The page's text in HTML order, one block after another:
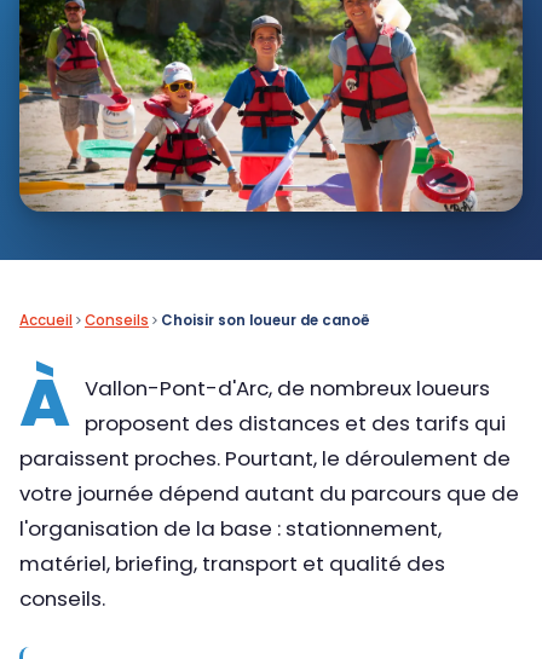
Accueil Conseils Choisir son loueur de canoë
À Vallon-Pont-d'Arc, de nombreux loueurs
proposent des distances et des tarifs qui
paraissent proches. Pourtant, le déroulement de
votre journée dépend autant du parcours que de
l'organisation de la base : stationnement,
matériel, briefing, transport et qualité des
conseils.